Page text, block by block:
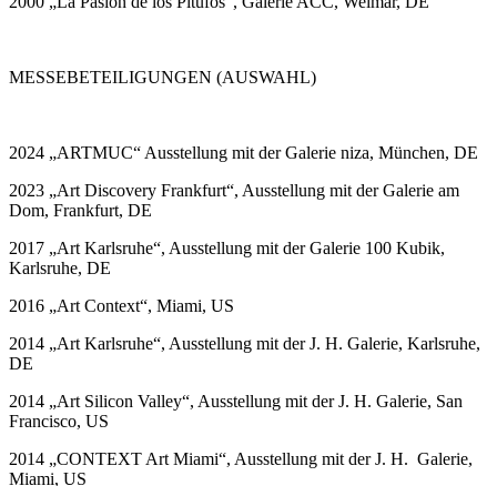
MESSEBETEILIGUNGEN (AUSWAHL)
2024 „ARTMUC“ Ausstellung mit der Galerie niza, München, DE
2023 „Art Discovery Frankfurt“, Ausstellung mit der Galerie am
Dom, Frankfurt, DE
2017 „Art Karlsruhe“, Ausstellung mit der Galerie 100 Kubik,
Karlsruhe, DE
2016 „Art Context“, Miami, US
2014 „Art Karlsruhe“, Ausstellung mit der J. H. Galerie, Karlsruhe,
DE
2014 „Art Silicon Valley“, Ausstellung mit der J. H. Galerie, San
Francisco, US
2014 „CONTEXT Art Miami“, Ausstellung mit der J. H. Galerie,
Miami, US